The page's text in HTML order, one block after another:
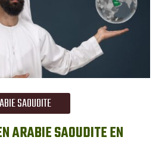
SAOUDITE
ARABIE SAOUDITE EN